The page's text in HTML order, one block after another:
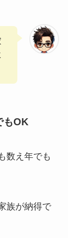
もOK
数え年でも
族が納得で